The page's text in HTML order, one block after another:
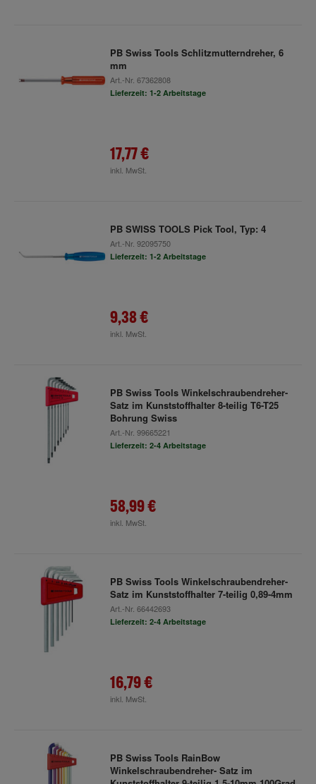
PB Swiss Tools Schlitzmutterndreher, 6
mm
Art.-Nr. 67362808
Lieferzeit: 1-2 Arbeitstage
17,77 €
inkl. MwSt.
PB SWISS TOOLS Pick Tool, Typ: 4
Art.-Nr. 92095750
Lieferzeit: 1-2 Arbeitstage
9,38 €
inkl. MwSt.
PB Swiss Tools Winkelschraubendreher-
Satz im Kunststoffhalter 8-teilig T6-T25
Bohrung Swiss
Art.-Nr. 99665221
Lieferzeit: 2-4 Arbeitstage
58,99 €
inkl. MwSt.
PB Swiss Tools Winkelschraubendreher-
Satz im Kunststoffhalter 7-teilig 0,89-4mm
Art.-Nr. 66442693
Lieferzeit: 2-4 Arbeitstage
16,79 €
inkl. MwSt.
PB Swiss Tools RainBow
Winkelschraubendreher- Satz im